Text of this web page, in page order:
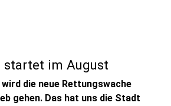
startet im August
die neue Rettungswache
gehen. Das hat uns die Stadt